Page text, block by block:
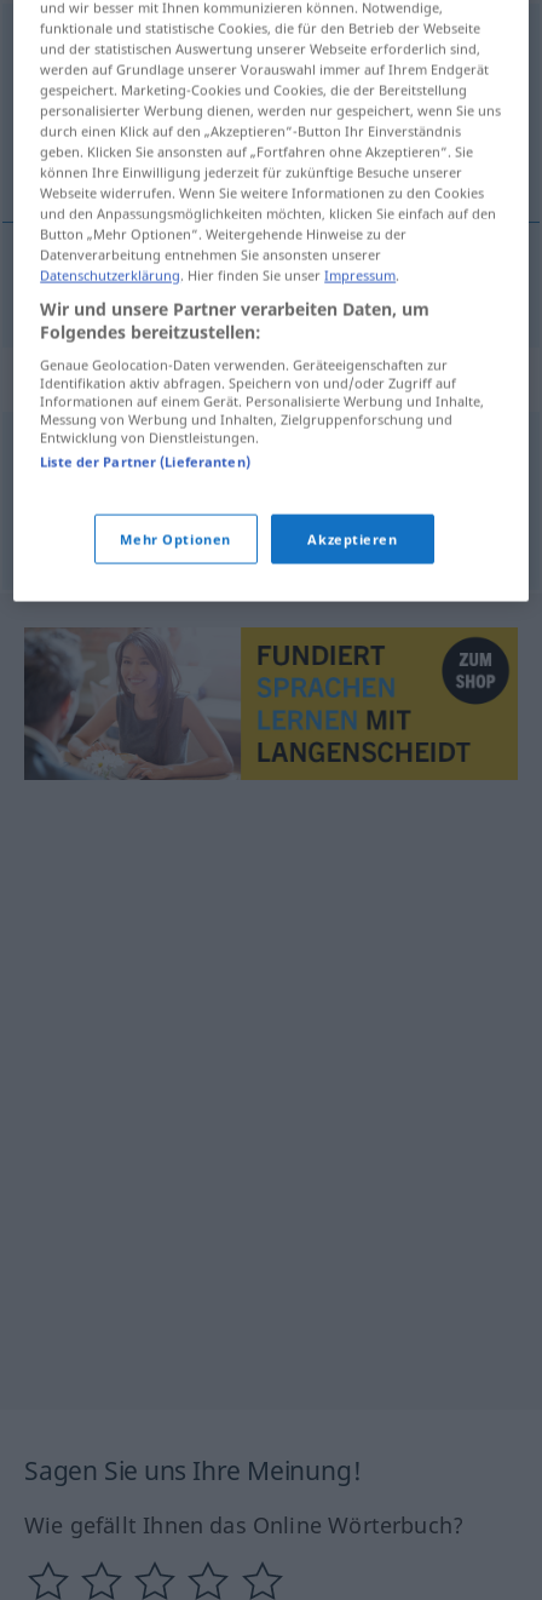
personifizieren <personifizieren>
Übersicht aller Übersetzungen
(Für mehr Details die Übersetzung anklicken/antippen)
uosabiać, personifikować
uosabiać, personifikować personifizieren
Synonyme für "personifizieren"
schauspielern,verkörpern
© OpenThesaurus.de
Sagen Sie uns Ihre Meinung!
Wie gefällt Ihnen das Online Wörterbuch?
und wir besser mit Ihnen kommunizieren können. Notwendige,
funktionale und statistische Cookies, die für den Betrieb der Webseite
und der statistischen Auswertung unserer Webseite erforderlich sind,
werden auf Grundlage unserer Vorauswahl immer auf Ihrem Endgerät
gespeichert. Marketing-Cookies und Cookies, die der Bereitstellung
personalisierter Werbung dienen, werden nur gespeichert, wenn Sie uns
durch einen Klick auf den „Akzeptieren“-Button Ihr Einverständnis
geben. Klicken Sie ansonsten auf „Fortfahren ohne Akzeptieren“. Sie
können Ihre Einwilligung jederzeit für zukünftige Besuche unserer
Webseite widerrufen. Wenn Sie weitere Informationen zu den Cookies
und den Anpassungsmöglichkeiten möchten, klicken Sie einfach auf den
Button „Mehr Optionen“. Weitergehende Hinweise zu der
Datenverarbeitung entnehmen Sie ansonsten unserer
Datenschutzerklärung. Hier finden Sie unserImpressum.
Wir und unsere Partner verarbeiten Daten, um
Folgendes bereitzustellen:
Genaue Geolocation-Daten verwenden. Geräteeigenschaften zur
Identifikation aktiv abfragen. Speichern von und/oder Zugriff auf
Informationen auf einem Gerät. Personalisierte Werbung und Inhalte,
Messung von Werbung und Inhalten, Zielgruppenforschung und
Entwicklung von Dienstleistungen.
Liste der Partner (Lieferanten)
Mehr Optionen Akzeptieren